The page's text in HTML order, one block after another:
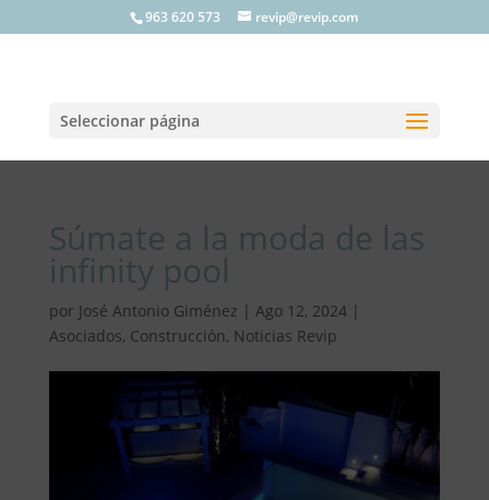
963 620 573 revip@revip.com
Seleccionar página
Súmate a la moda de las
infinity pool
por José Antonio Giménez | Ago 12, 2024|
Asociados, Construcción, Noticias Revip